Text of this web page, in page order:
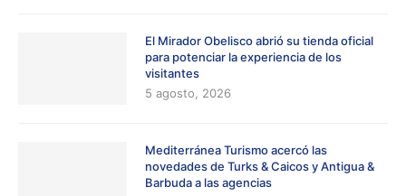
El Mirador Obelisco abrió su tienda oficial
para potenciar la experiencia de los
visitantes
5 agosto, 2026
Mediterránea Turismo acercó las
novedades de Turks & Caicos y Antigua &
Barbuda a las agencias